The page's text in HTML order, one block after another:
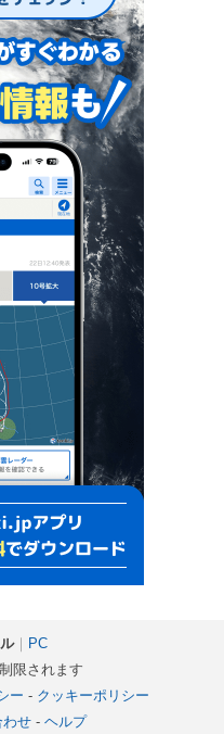
｜ PC
限されます
ー - クッキーポリシー
わせ- ヘルプ